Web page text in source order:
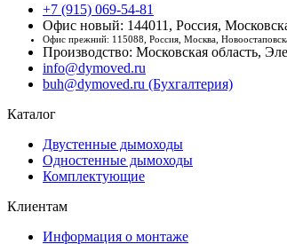
+7 (915) 069-54-81
Офис новый: 144011, Россия,
Офис прежний: 115088, Россия, Москва,
Производство: Московская область,
info@dymoved.ru
buh@dymoved.ru (Бухгалтерия)
Каталог
Двустенные дымоходы
Одностенные дымоходы
Комплектующие
Клиентам
Информация о монтаже